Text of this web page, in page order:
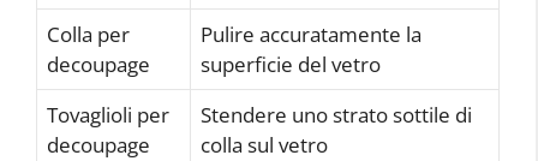
Colla per
decoupage
Pulire accuratamente la
superficie del vetro
Tovaglioli per
decoupage
Stendere uno strato sottile di
colla sul vetro